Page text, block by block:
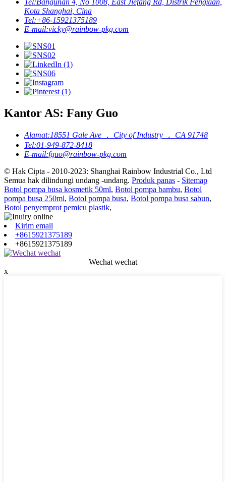
Tel:Bangunan 4, No 1008, East Jiefang Rd, Distrik Fengxian,
Kota Shanghai, Cina
Tel:+86-15921375189
E-mail:vicky@rainbow-pkg.com
Kantor AS: Fany Guo
Alamat:18551 Gale Ave ， City of Industry ， CA 91748
Tel:01-949-872-8418
E-mail:fguo@rainbow-pkg.com
© Hak Cipta - 2010-2023: Shanghai Rainbow Industrial Co., Ltd
Semua hak dilindungi undang -undang. Produk panas - Sitemap
Botol pompa busa kosmetik 50ml, Botol pompa bambu, Botol
pompa busa 250ml, Botol pompa busa, Botol pompa busa sabun,
Botol penyemprot pemicu plastik,
Kirim email
+8615921375189
+8615921375189
Wechat wechat
x